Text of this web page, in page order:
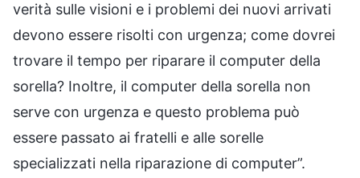
verità sulle visioni e i problemi dei nuovi arrivati
devono essere risolti con urgenza; come dovrei
trovare il tempo per riparare il computer della
sorella? Inoltre, il computer della sorella non
serve con urgenza e questo problema può
essere passato ai fratelli e alle sorelle
specializzati nella riparazione di computer”.